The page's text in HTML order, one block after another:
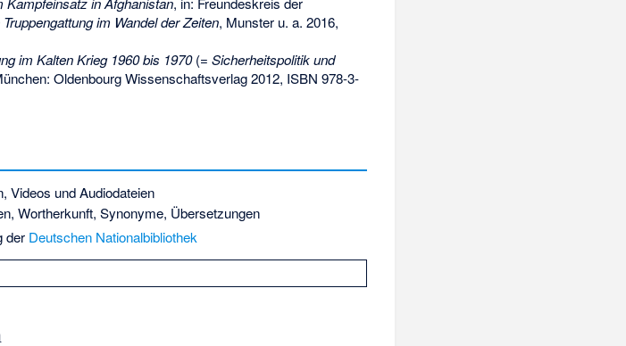
im Wandel der Zeiten, Munster u. a. 2016,
im Kalten Krieg 1960 bis 1970(= Sicherheitspolitik und
Oldenbourg Wissenschaftsverlag 2012, ISBN 978-3-
Videos und Audiodateien
Wortherkunft, Synonyme, Übersetzungen
der Deutschen Nationalbibliothek